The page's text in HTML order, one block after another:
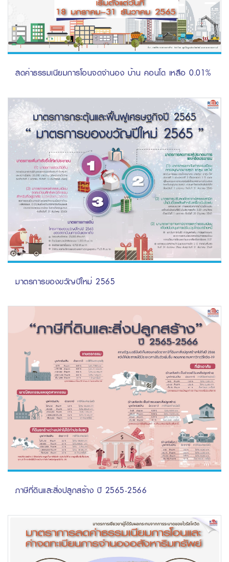
ลดค่าธรรมเนียมการโอนจดจำนอง บ้าน คอนโด เหลือ 0.01%
มาตรการของขวัญปีใหม่ 2565
ภาษีที่ดินและสิ่งปลูกสร้าง ปี 2565-2566